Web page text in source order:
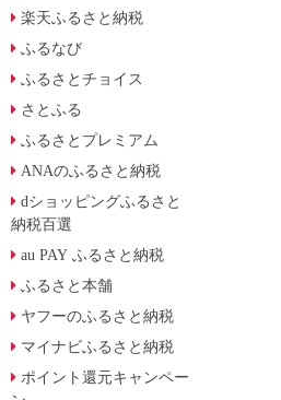
楽天ふるさと納税
ふるなび
ふるさとチョイス
さとふる
ふるさとプレミアム
ANAのふるさと納税
dショッピングふるさと
納税百選
au PAY ふるさと納税
ふるさと本舗
ヤフーのふるさと納税
マイナビふるさと納税
ポイント還元キャンペー